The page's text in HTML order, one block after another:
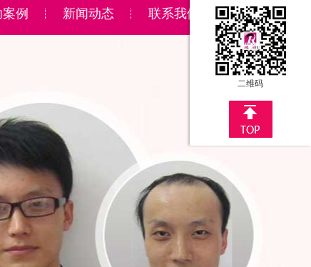
例 新闻动态 联系我们
二维码